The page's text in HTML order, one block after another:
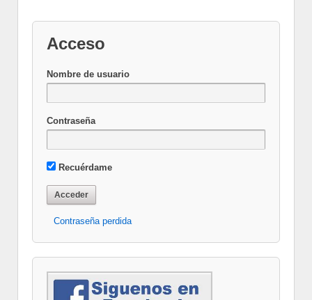
Acceso
Nombre de usuario
Contraseña
Recuérdame
Contraseña perdida